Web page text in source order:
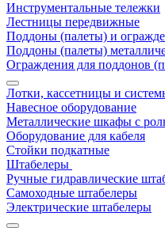
Инструментальные тележки
Лестницы передвижные
Поддоны (палеты) и
Поддоны (палеты)
Ограждения для поддонов
Лотки, кассетницы и
Навесное оборудование
Металлические шкафы с
Оборудование для кабеля
Стойки подкатные
Штабелеры
Ручные гидравлические
Самоходные штабелеры
Электрические штабелеры